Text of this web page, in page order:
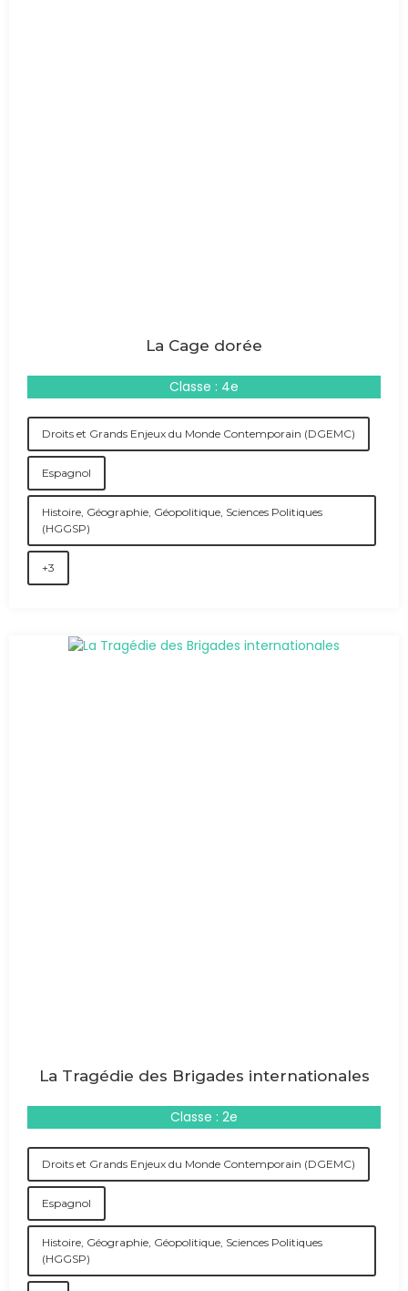
La Cage dorée
Classe : 4e
Droits et Grands Enjeux du Monde Contemporain (DGEMC)
Espagnol
Histoire, Géographie, Géopolitique, Sciences Politiques
(HGGSP)
+3
La Tragédie des Brigades internationales
Classe : 2e
Droits et Grands Enjeux du Monde Contemporain (DGEMC)
Espagnol
Histoire, Géographie, Géopolitique, Sciences Politiques
(HGGSP)